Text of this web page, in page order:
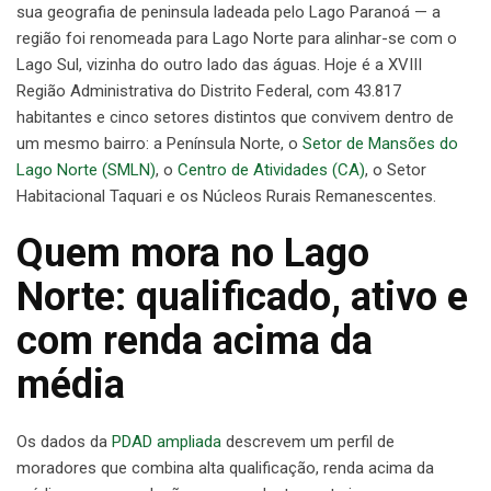
sua geografia de peninsula ladeada pelo Lago Paranoá — a
região foi renomeada para Lago Norte para alinhar-se com o
Lago Sul, vizinha do outro lado das águas. Hoje é a XVIII
Região Administrativa do Distrito Federal, com 43.817
habitantes e cinco setores distintos que convivem dentro de
um mesmo bairro: a Península Norte, o Setor de Mansões do
Lago Norte (SMLN), o Centro de Atividades (CA), o Setor
Habitacional Taquari e os Núcleos Rurais Remanescentes.
Quem mora no Lago
Norte: qualificado, ativo e
com renda acima da
média
Os dados da PDAD ampliada descrevem um perfil de
moradores que combina alta qualificação, renda acima da